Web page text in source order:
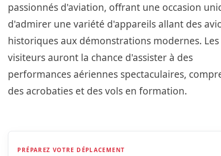
passionnés d'aviation, offrant une occasion
d'admirer une variété d'appareils allant des
historiques aux démonstrations modernes. Les
visiteurs auront la chance d'assister à des
performances aériennes spectaculaires,
des acrobaties et des vols en formation.
PRÉPAREZ VOTRE DÉPLACEMENT